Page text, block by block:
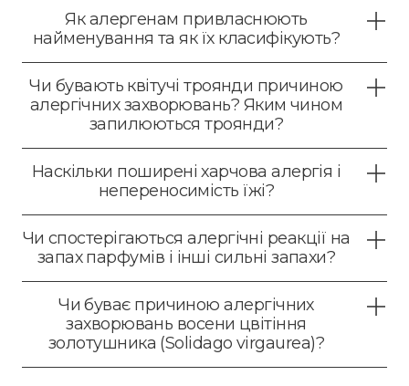
Як алергенам привласнюють
найменування та як їх класифікують?
Чи бувають квітучі троянди причиною
алергічних захворювань? Яким чином
запилюються троянди?
Наскільки поширені харчова алергія і
непереносимість їжі?
Чи спостерігаються алергічні реакції на
запах парфумів і інші сильні запахи?
Чи буває причиною алергічних
захворювань восени цвітіння
золотушника (Solidago virgaurea)?